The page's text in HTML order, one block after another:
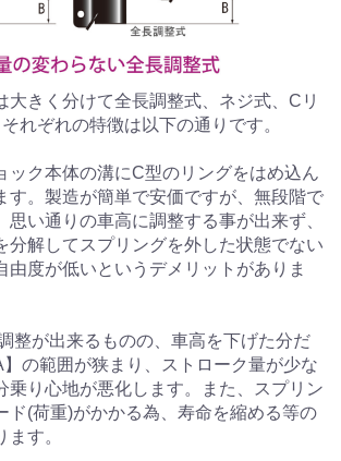
大きく分けて全長調整式、ネジ式、Cリ
れぞれの特徴は以下の通りです。
ック本体の溝にC型のリングをはめ込ん
す。製造が簡単で安価ですが、無段階で
思い通りの車高に調整する事が出来ず、
分解してスプリングを外した状態でない
由度が低いというデメリットがありま
整が出来るものの、車高を下げた分だ
の範囲が狭まり、ストローク量が少な
乗り心地が悪化します。また、スプリン
ド(荷重)がかかる為、寿命を縮める等の
す。